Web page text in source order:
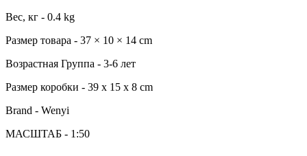
Вес, кг - 0.4 kg
Размер товара - 37 × 10 × 14 cm
Возрастная Группа - 3-6 лет
Размер коробки - 39 x 15 x 8 cm
Brand - Wenyi
МАСШТАБ - 1:50